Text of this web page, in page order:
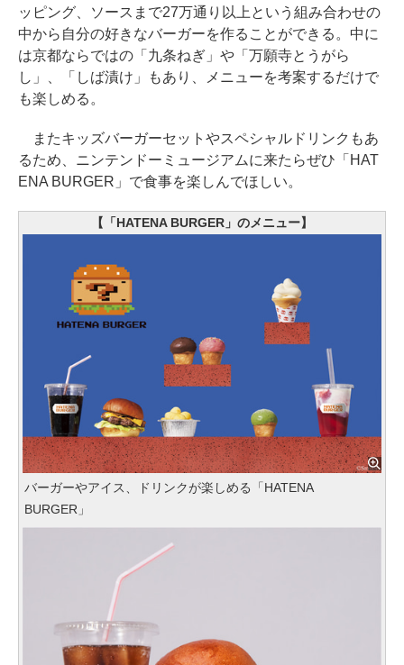
ッピング、ソースまで27万通り以上という組み合わせの
中から自分の好きなバーガーを作ることができる。中に
は京都ならではの「九条ねぎ」や「万願寺とうがら
し」、「しば漬け」もあり、メニューを考案するだけで
も楽しめる。
またキッズバーガーセットやスペシャルドリンクもあ
るため、ニンテンドーミュージアムに来たらぜひ「HAT
ENA BURGER」で食事を楽しんでほしい。
【「HATENA BURGER」のメニュー】
バーガーやアイス、ドリンクが楽しめる「HATENA
BURGER」